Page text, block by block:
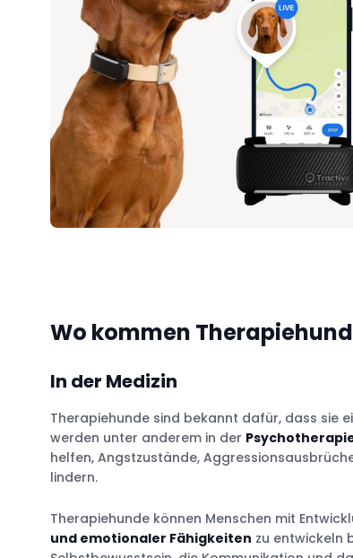
Wo kommen
In der Medizin
Therapiehunde sind bekannt dafür, dass sie
werden unter anderem in der
helfen, Angstzustände,
lindern.
Therapiehunde können Menschen mit
und emotionaler Fähigkeiten zu entwickeln